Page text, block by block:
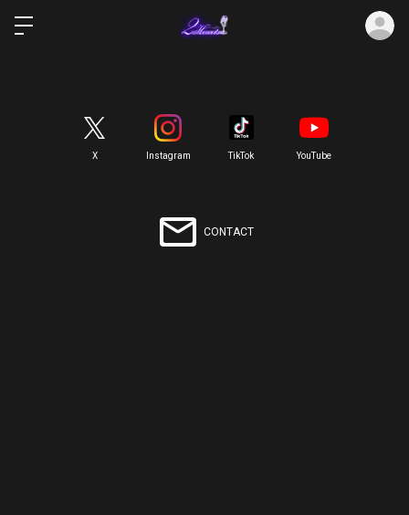
X Instagram TikTok YouTube
CONTACT